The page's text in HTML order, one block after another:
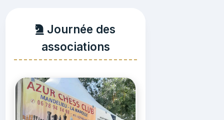
Journée des
associations